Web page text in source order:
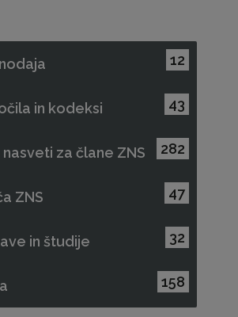
12
in kodeksi 43
nasveti za člane ZNS 282
ZNS 47
in študije 32
158